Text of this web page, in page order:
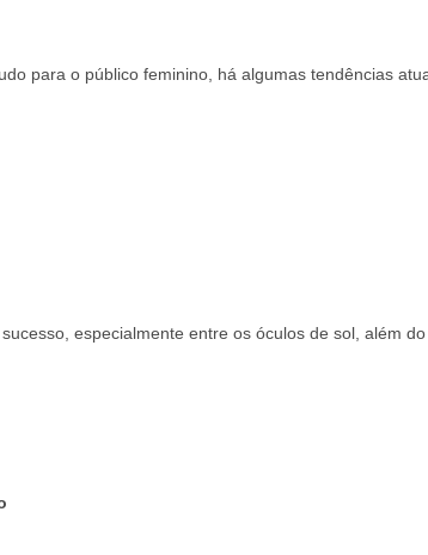
para o público feminino, há algumas tendências
especialmente entre os óculos de sol, além